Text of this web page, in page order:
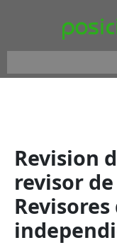
Revision
revisor